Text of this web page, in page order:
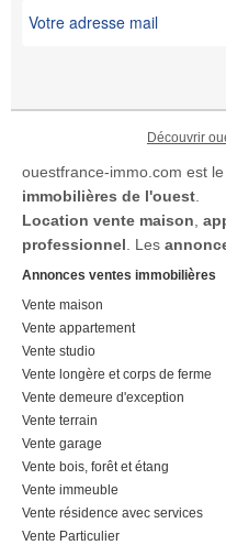
Découvrir
ouestfrance-immo.com est
immobilières de l'ouest
Location vente maison
professionnel . Les
Annonces ventes immobilières
Vente maison
Vente appartement
Vente studio
Vente longère et corps de ferme
Vente demeure d'exception
Vente terrain
Vente garage
Vente bois, forêt et étang
Vente immeuble
Vente résidence avec services
Vente Particulier